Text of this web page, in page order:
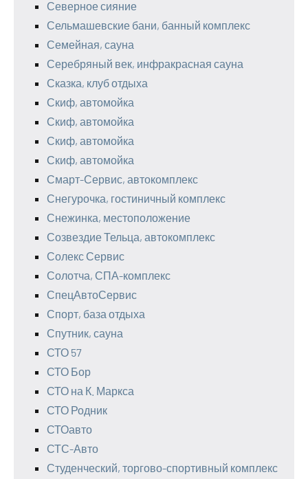
Северное сияние
Сельмашевские бани, банный комплекс
Семейная, сауна
Серебряный век, инфракрасная сауна
Сказка, клуб отдыха
Скиф, автомойка
Скиф, автомойка
Скиф, автомойка
Скиф, автомойка
Смарт-Сервис, автокомплекс
Снегурочка, гостиничный комплекс
Снежинка, местоположение
Созвездие Тельца, автокомплекс
Солекс Сервис
Солотча, СПА-комплекс
СпецАвтоСервис
Спорт, база отдыха
Спутник, сауна
СТО 57
СТО Бор
СТО на К. Маркса
СТО Родник
СТОавто
СТС-Авто
Студенческий, торгово-спортивный комплекс